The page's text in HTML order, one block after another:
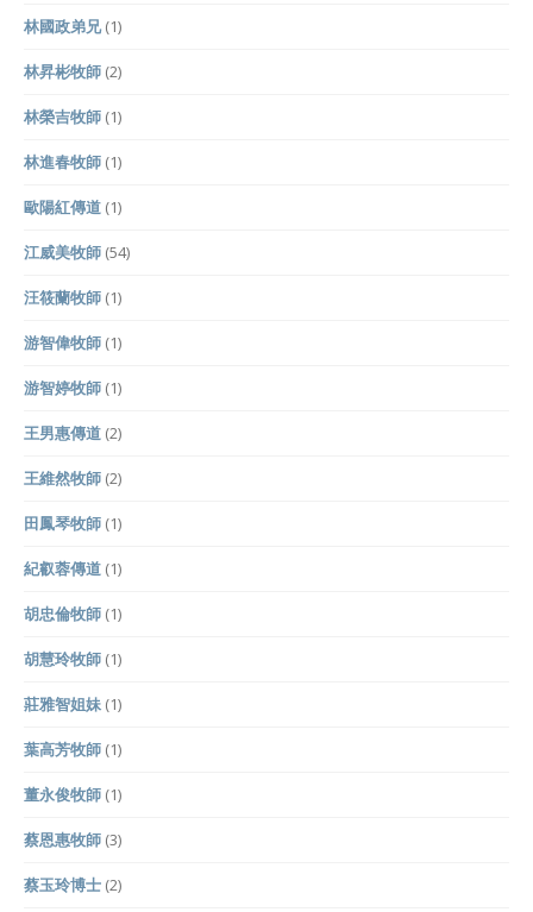
林國政弟兄(1)
林昇彬牧師 (2)
林榮吉牧師 (1)
林進春牧師 (1)
歐陽紅傳道 (1)
江威美牧師 (54)
汪筱蘭牧師 (1)
游智偉牧師 (1)
游智婷牧師 (1)
王男惠傳道 (2)
王維然牧師 (2)
田鳳琴牧師 (1)
紀叡蓉傳道 (1)
胡忠倫牧師 (1)
胡慧玲牧師 (1)
莊雅智姐妹 (1)
葉高芳牧師 (1)
董永俊牧師 (1)
蔡恩惠牧師 (3)
蔡玉玲博士 (2)